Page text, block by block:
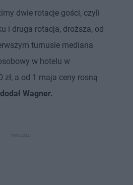
dwie rotacje gości, czyli
i druga rotacja, droższa, od
turnusie mediana
w hotelu w
zł, a od 1 maja ceny rosną
Wagner.